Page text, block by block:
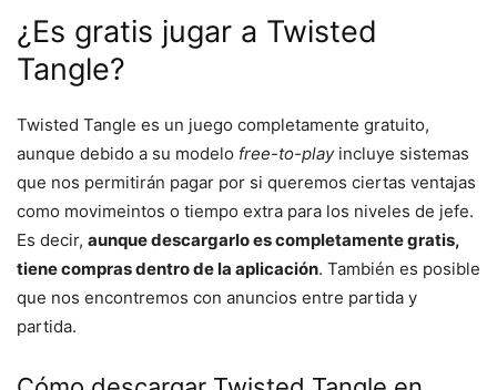
¿Es gratis jugar a Twisted
Tangle?
Twisted Tangle es un juego completamente gratuito,
aunque debido a su modelo free-to-playincluye sistemas
que nos permitirán pagar por si queremos ciertas ventajas
como movimeintos o tiempo extra para los niveles de jefe.
Es decir, aunque descargarlo es completamente gratis,
tiene compras dentro de la aplicación. También es posible
que nos encontremos con anuncios entre partida y
partida.